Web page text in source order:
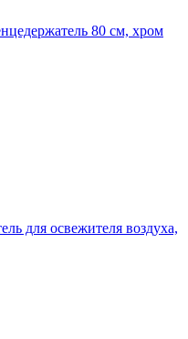
80 см, хром
для освежителя воздуха,